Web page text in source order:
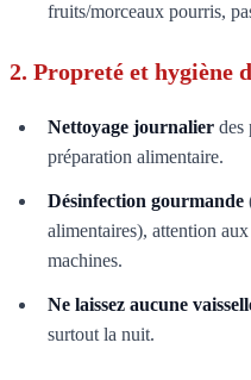
fruits/morceaux pourris,
2. Propreté et hygiène
Nettoyage journalier des
préparation alimentaire.
Désinfection gourmande
alimentaires), attention
machines.
Ne laissez aucune
surtout la nuit.